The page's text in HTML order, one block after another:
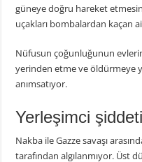
güneye doğru hareket
uçakları bombalardan kaçan
Nüfusun çoğunluğunun
yerinden etme ve öldürmeye
anımsatıyor.
Yerleşimci şiddeti
Nakba ile Gazze savaşı
tarafından algılanmıyor. Üst